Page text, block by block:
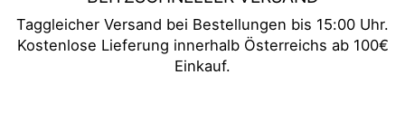
Taggleicher Versand bei Bestellungen bis 15:00 Uhr.
Kostenlose Lieferung innerhalb Österreichs ab 100€
Einkauf.